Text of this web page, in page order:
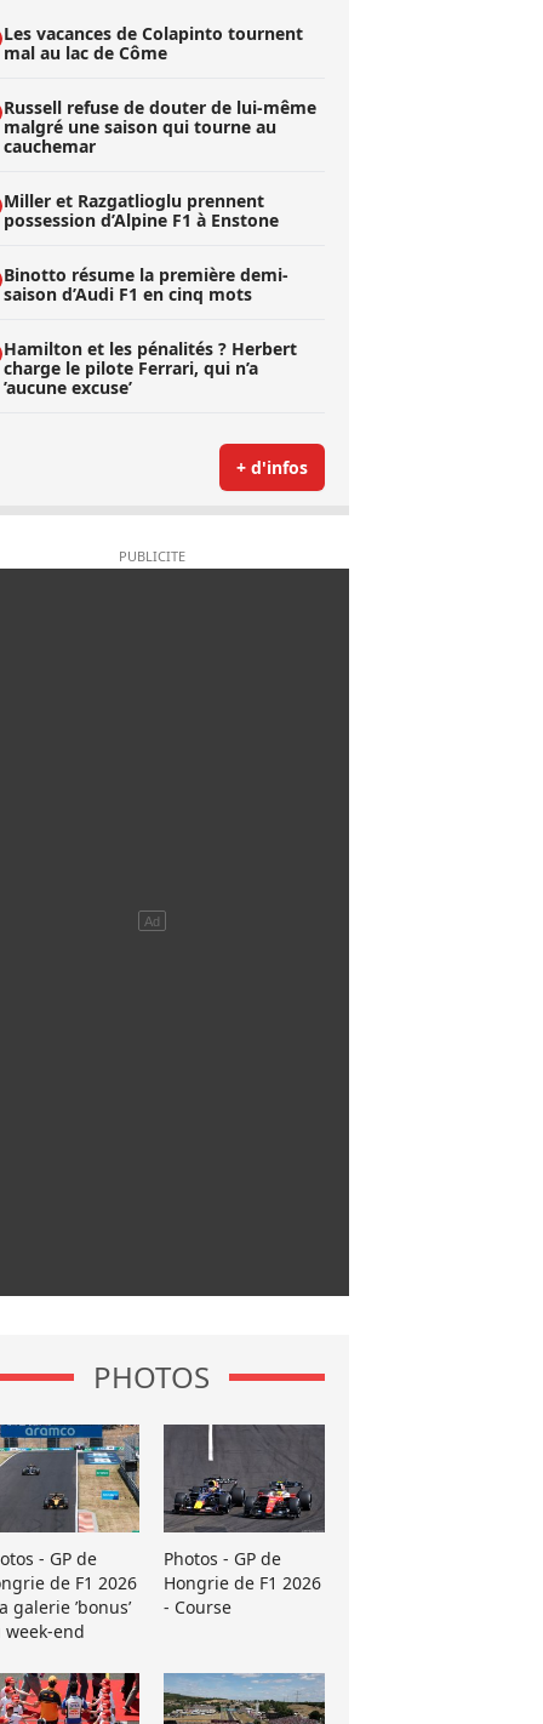
Les vacances de Colapinto tournent
mal au lac de Côme
Russell refuse de douter de lui-même
malgré une saison qui tourne au
cauchemar
Miller et Razgatlioglu prennent
possession d’Alpine F1 à Enstone
Binotto résume la première demi-
saison d’Audi F1 en cinq mots
Hamilton et les pénalités ? Herbert
charge le pilote Ferrari, qui n’a
’aucune excuse’
+ d'infos
PHOTOS
- GP de
de F1 2026
galerie ’bonus’
week-end
Photos - GP de
Hongrie de F1 2026
- Course